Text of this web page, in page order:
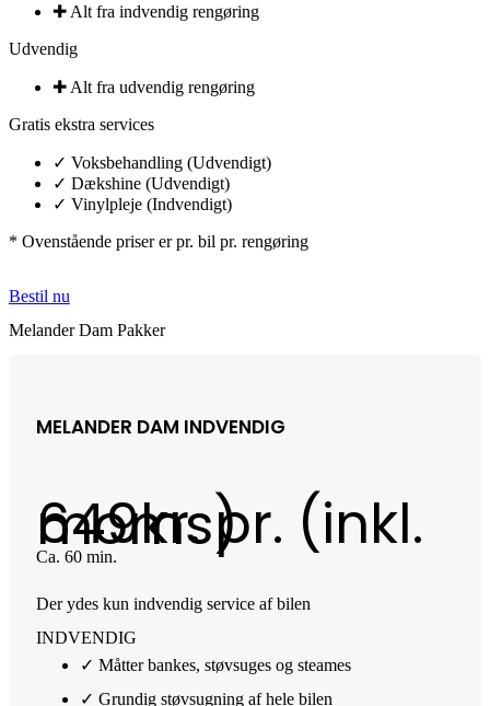
✚ Alt fra indvendig rengøring​
Udvendig
✚ Alt fra udvendig rengøring​
Gratis ekstra services
✓ Voksbehandling (Udvendigt)
✓ Dækshine (Udvendigt)
✓ Vinylpleje (Indvendigt)​
* Ovenstående priser er pr. bil pr. rengøring
Bestil nu
Melander Dam Pakker​
MELANDER DAM INDVENDIG
649
kr. pr. (inkl. moms)
Ca. 60 min.
Der ydes kun indvendig service af bilen
INDVENDIG
✓ Måtter bankes, støvsuges og steames
✓ Grundig støvsugning af hele bilen